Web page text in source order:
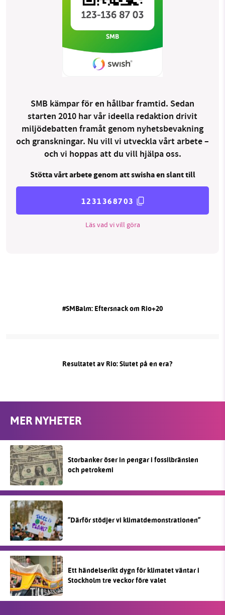
SMB kämpar för en hållbar framtid. Sedan
starten 2010 har vår ideella redaktion drivit
miljödebatten framåt genom nyhetsbevakning
och granskningar. Nu vill vi utveckla vårt arbete –
och vi hoppas att du vill hjälpa oss.
Stötta vårt arbete genom att swisha en slant till
1231368703
Läs vad vi vill göra
#SMBalm: Eftersnack om Rio+20
Resultatet av Rio: Slutet på en era?
MER NYHETER
Storbanker öser in pengar i fossilbränslen
och petrokemi
”Därför stödjer vi klimatdemonstrationen”
Ett händelserikt dygn för klimatet väntar i
Stockholm tre veckor före valet